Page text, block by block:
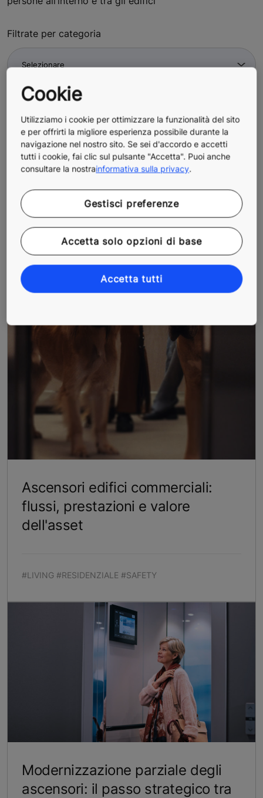
Filtrate per categoria
Filtrate per tipologia di edificio
Filtrate per ruolo
Ascensori edifici commerciali:
flussi, prestazioni e valore
dell'asset
#LIVING #RESIDENZIALE #SAFETY
Modernizzazione parziale degli
ascensori: il passo strategico tra
Cookie
Utilizziamo i cookie per ottimizzare la funzionalità del sito
e per offrirti la migliore esperienza possibile durante la
navigazione nel nostro sito. Se sei d'accordo e accetti
tutti i cookie, fai clic sul pulsante "Accetta". Puoi anche
consultare la nostrainformativa sulla privacy.
Gestisci preferenze
Accetta solo opzioni di base
Accetta tutti